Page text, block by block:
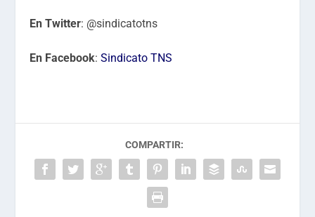
En Twitter: @sindicatotns
En Facebook:Sindicato TNS
COMPARTIR: